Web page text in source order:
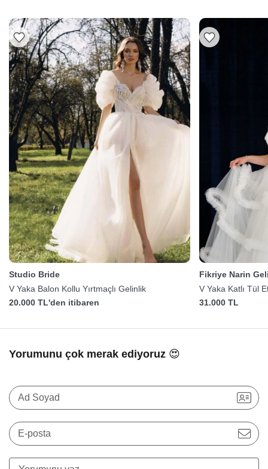
Studio Bride
V Yaka Balon Kollu Yırtmaçlı Gelinlik
20.000 TL'den itibaren
Fikriye Narin
V Yaka Katlı Tül
31.000 TL
Yorumunu çok merak ediyoruz 😍
Ad Soyad
E-posta